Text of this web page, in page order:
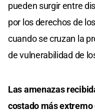
pueden surgir entre
por los derechos de
cuando se cruzan la
de vulnerabilidad de
Las amenazas
costado más extremo